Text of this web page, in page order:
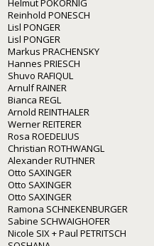
Helmut POKORNIG
Reinhold PONESCH
Lisl PONGER
Lisl PONGER
Markus PRACHENSKY
Hannes PRIESCH
Shuvo RAFIQUL
Arnulf RAINER
Bianca REGL
Arnold REINTHALER
Werner REITERER
Rosa ROEDELIUS
Christian ROTHWANGL
Alexander RUTHNER
Otto SAXINGER
Otto SAXINGER
Otto SAXINGER
Ramona SCHNEKENBURGER
Sabine SCHWAIGHOFER
Nicole SIX + Paul PETRITSCH